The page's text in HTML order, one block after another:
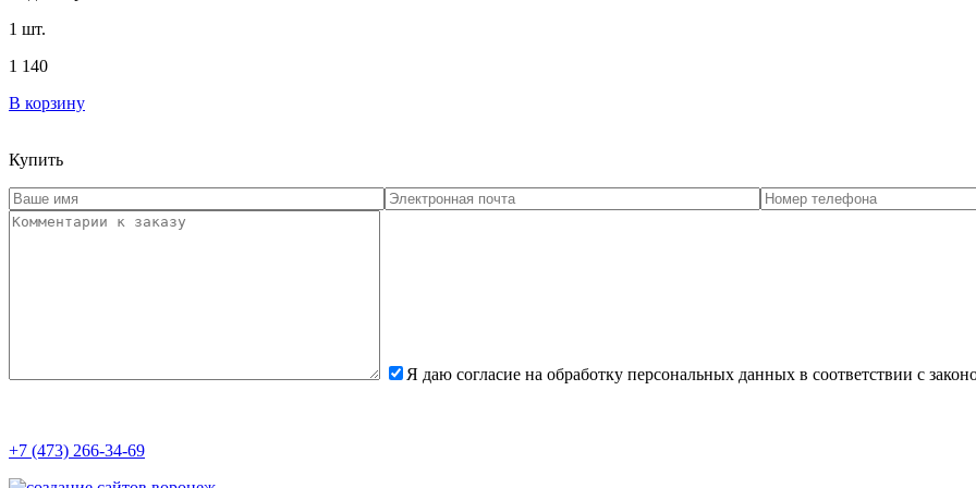
1 шт.
1 140
В корзину
Купить
Я даю согласие на обработку персональных данных в соответствии с
+7 (473) 266-34-69